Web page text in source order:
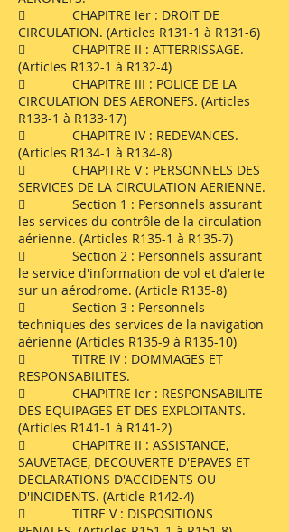
 CHAPITRE Ier : DROIT DE
CIRCULATION. (Articles R131-1 à R131-6)
 CHAPITRE II : ATTERRISSAGE.
(Articles R132-1 à R132-4)
 CHAPITRE III : POLICE DE LA
CIRCULATION DES AERONEFS. (Articles
R133-1 à R133-17)
 CHAPITRE IV : REDEVANCES.
(Articles R134-1 à R134-8)
 CHAPITRE V : PERSONNELS DES
SERVICES DE LA CIRCULATION AERIENNE.
 Section 1 : Personnels assurant
les services du contrôle de la circulation
aérienne. (Articles R135-1 à R135-7)
 Section 2 : Personnels assurant
le service d'information de vol et d'alerte
sur un aérodrome. (Article R135-8)
 Section 3 : Personnels
techniques des services de la navigation
aérienne (Articles R135-9 à R135-10)
 TITRE IV : DOMMAGES ET
RESPONSABILITES.
 CHAPITRE Ier : RESPONSABILITE
DES EQUIPAGES ET DES EXPLOITANTS.
(Articles R141-1 à R141-2)
 CHAPITRE II : ASSISTANCE,
SAUVETAGE, DECOUVERTE D'EPAVES ET
DECLARATIONS D'ACCIDENTS OU
D'INCIDENTS. (Article R142-4)
 TITRE V : DISPOSITIONS